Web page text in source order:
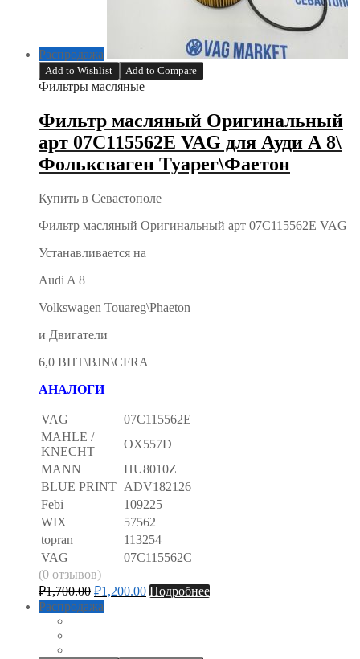
Распродажа
Add to Wishlist Add to Compare
Фильтры масляные
Фильтр масляный Оригинальный
арт 07C115562E VAG для Ауди А 8\
Фольксваген Туарег\Фаетон
Купить в Севастополе
Фильтр масляный Оригинальный арт 07C115562E VAG
Устанавливается на
Audi A 8
Volkswagen Touareg\Phaeton
и Двигатели
6,0 BHT\BJN\CFRA
АНАЛОГИ
VAG
07C115562E
MAHLE /
KNECHT
OX557D
MANN
HU8010Z
BLUE PRINT ADV182126
Febi
109225
WIX
57562
topran
113254
VAG
07C115562C
(0 отзывов)
₽1,700.00 ₽1,200.00 Подробнее
Распродажа